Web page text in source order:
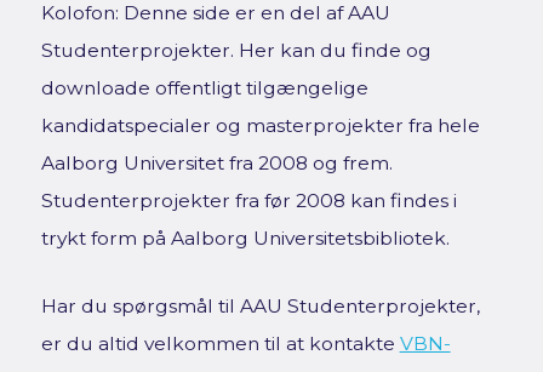
Kolofon: Denne side er en del af AAU
Studenterprojekter. Her kan du finde og
downloade offentligt tilgængelige
kandidatspecialer og masterprojekter fra hele
Aalborg Universitet fra 2008 og frem.
Studenterprojekter fra før 2008 kan findes i
trykt form på Aalborg Universitetsbibliotek.
Har du spørgsmål til AAU Studenterprojekter,
er du altid velkommen til at kontakte VBN-